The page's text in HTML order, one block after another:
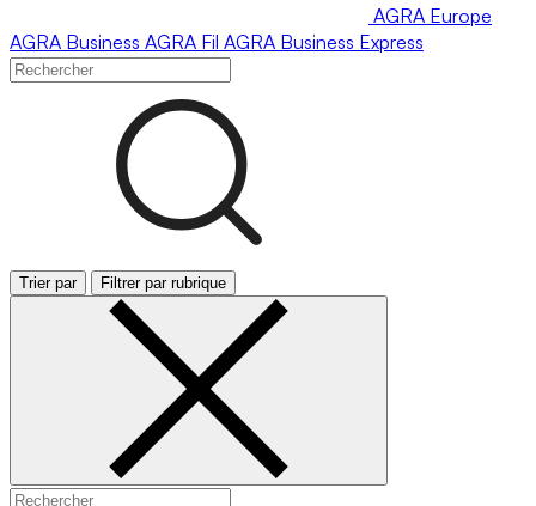
AGRA Europe
AGRA Business AGRA Fil AGRA Business Express
Trier par Filtrer par rubrique